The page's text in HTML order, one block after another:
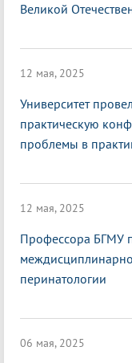
Великой
12 мая, 2025
Университет
практическую
проблемы в
12 мая, 2025
Профессора БГМУ
перинатологии
06 мая, 2025